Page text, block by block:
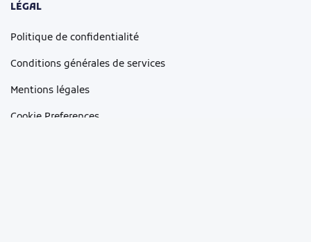
LÉGAL
Politique de confidentialité
Conditions générales de services
Mentions légales
Cookie Preferences